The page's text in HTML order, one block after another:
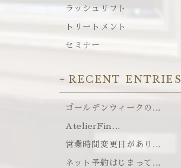
ラッシュリフト
トリートメント
セミナー
RECENT ENTRIES
ゴールデンウィークの...
AtelierFin...
営業時間変更日があり...
ネット予約はじまって...